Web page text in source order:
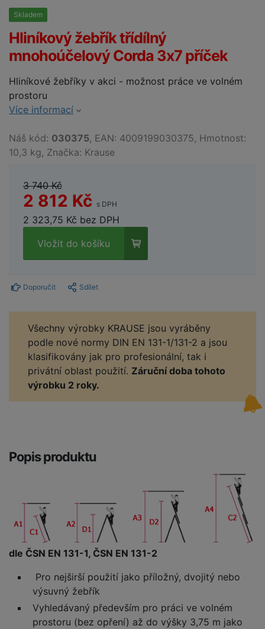
Skladem
Hliníkový žebřík třídílný
mnohoúčelový Corda 3x7 příček
Hliníkové žebříky v akci - možnost práce ve volném
prostoru
Více informací
Náš kód: 030375, EAN: 4009199030375, Hmotnost:
10,3 kg, Značka: Krause
3 740 Kč
2 812 Kč s DPH
2 323,75 Kč bez DPH
Vložit do košíku
Doporučit Sdílet
Všechny výrobky KRAUSE jsou vyráběny
podle nové normy DIN EN 131-1/131-2 a jsou
klasifikovány jak pro profesionální, tak i
privátní oblast použití. Záruční doba tohoto
výrobku 2 roky.
Popis produktu
dle ČSN EN 131-1, ČSN EN 131-2
Pro nejširší použití jako příložný, dvojitý nebo
výsuvný žebřík
Vyhledávaný především pro práci ve volném
prostoru (bez opření) až do výšky 3,75 m jako